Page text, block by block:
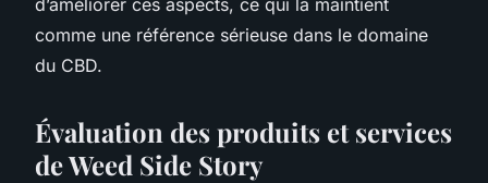
comme une référence sérieuse dans le domaine
du CBD.
Évaluation des produits et services
de Weed Side Story